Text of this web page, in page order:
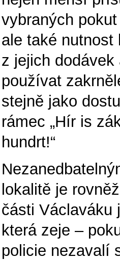
vybraných
ale také nutnost
z jejich
používat
stejně jako
rámec „Hír is
hundrt!“
lokalitě je
části Václaváku
která zeje –
policie nezavalí